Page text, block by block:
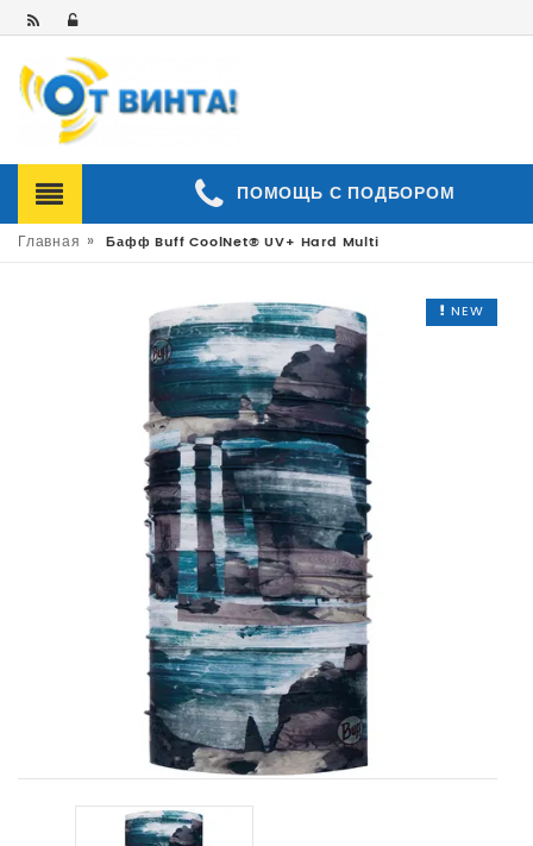
ПОМОЩЬ С ПОДБОРОМ
Главная » Бафф Buff CoolNet® UV+ Hard Multi
NEW